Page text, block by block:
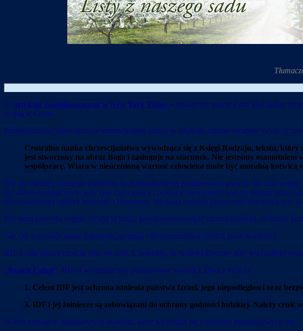
W artykule opublikowanym w New York Times wyświęcony pastor Esau McCaulley
wojną w Gazie.
Przeanalizujmy jedno rzucone mimochodem zdanie w artykule, zdanie uważane za tak
Centralna nauka chrześcijaństwa wywodząca się z Księgi Rodzaju, tekstu,
jest stworzony na obraz Boga i zasługuje na szacunek. Nie jesteśmy
współpracę. Wiara w nieocenioną wartość człowieka może być moralną
Nie ma bardziej istotnego momentu na podkreślanie tej podstawowej prawdy niż czas wojny,
jest aktem teologicznym, gdy cele zwycięstwa i ochrony niewinnych walczą między sobą
równoważności między Izraelem a Hamasem. Wymaga uznania życia osób niewalczących
Nie mam powodu wątpić, że jest to trafne przedstawienie etyki chrześcijańskiej, że każde
Ale czy wszystkie armie naprawdę ignorują człowieczeństwo swoich przeciwników?
IDF z całą stanowczością tego nie robi. I, twierdzę, że Kodeks Etyczny IDF jest bardziej
„Ruach Cahal” IDF-u wymienia trzy podstawowe wartości. Dwa z nich to:
1. Celem IDF jest ochrona istnienia państwa Izrael, jego niepodległości oraz
3. IDF i jej żołnierze są zobowiązani do ochrony godności ludzkiej. Należy cenić
Wśród dziesięciu dodatkowych wartości, które wywodzą się z wartości podstawowych, są: